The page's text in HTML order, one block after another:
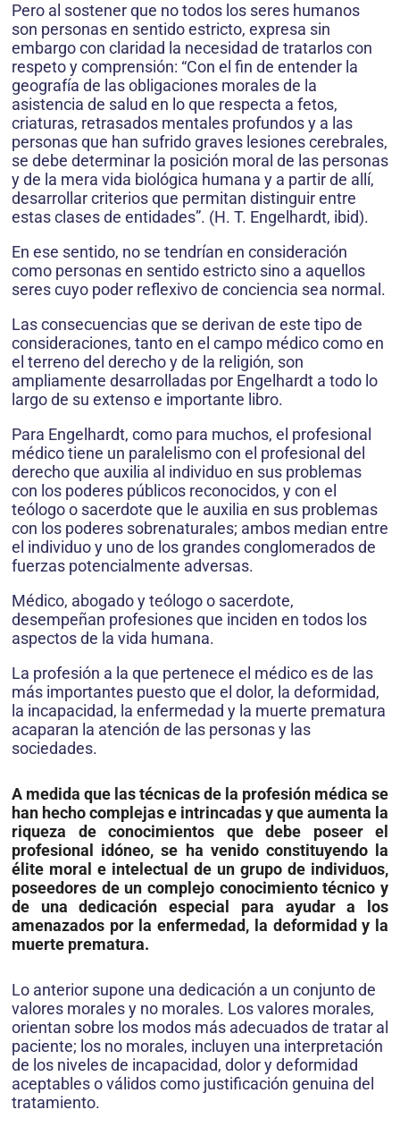
Pero al sostener que no todos los seres humanos
son personas en sentido estricto, expresa sin
embargo con claridad la necesidad de tratarlos con
respeto y comprensión: “Con el fin de entender la
geografía de las obligaciones morales de la
asistencia de salud en lo que respecta a fetos,
criaturas, retrasados mentales profundos y a las
personas que han sufrido graves lesiones cerebrales,
se debe determinar la posición moral de las personas
y de la mera vida biológica humana y a partir de allí,
desarrollar criterios que permitan distinguir entre
estas clases de entidades”. (H. T. Engelhardt, ibid).
En ese sentido, no se tendrían en consideración
como personas en sentido estricto sino a aquellos
seres cuyo poder reflexivo de conciencia sea normal.
Las consecuencias que se derivan de este tipo de
consideraciones, tanto en el campo médico como en
el terreno del derecho y de la religión, son
ampliamente desarrolladas por Engelhardt a todo lo
largo de su extenso e importante libro.
Para Engelhardt, como para muchos, el profesional
médico tiene un paralelismo con el profesional del
derecho que auxilia al individuo en sus problemas
con los poderes públicos reconocidos, y con el
teólogo o sacerdote que le auxilia en sus problemas
con los poderes sobrenaturales; ambos median entre
el individuo y uno de los grandes conglomerados de
fuerzas potencialmente adversas.
Médico, abogado y teólogo o sacerdote,
desempeñan profesiones que inciden en todos los
aspectos de la vida humana.
La profesión a la que pertenece el médico es de las
más importantes puesto que el dolor, la deformidad,
la incapacidad, la enfermedad y la muerte prematura
acaparan la atención de las personas y las
sociedades.
A medida que las técnicas de la profesión médica se
han hecho complejas e intrincadas y que aumenta la
riqueza de conocimientos que debe poseer el
profesional idóneo, se ha venido constituyendo la
élite moral e intelectual de un grupo de individuos,
poseedores de un complejo conocimiento técnico y
de una dedicación especial para ayudar a los
amenazados por la enfermedad, la deformidad y la
muerte prematura.
Lo anterior supone una dedicación a un conjunto de
valores morales y no morales. Los valores morales,
orientan sobre los modos más adecuados de tratar al
paciente; los no morales, incluyen una interpretación
de los niveles de incapacidad, dolor y deformidad
aceptables o válidos como justificación genuina del
tratamiento.